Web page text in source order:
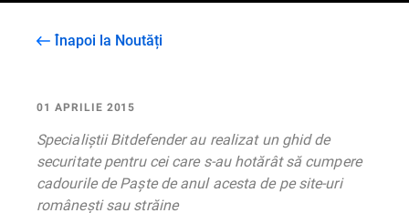
Înapoi la Noutăți
01 APRILIE 2015
Specialiștii Bitdefender au realizat un ghid de
securitate pentru cei care s-au hotărât să cumpere
cadourile de Paște de anul acesta de pe site-uri
românești sau străine